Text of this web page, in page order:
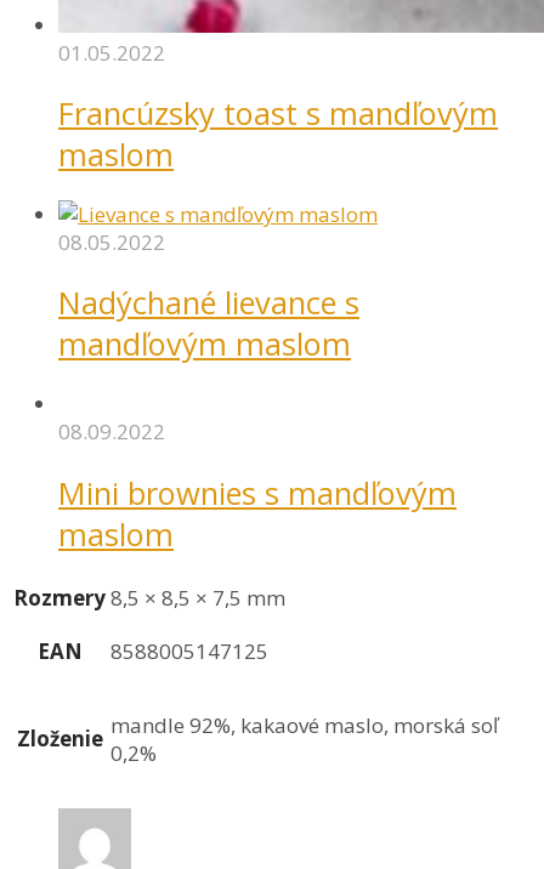
01.05.2022
Francúzsky toast s mandľovým
maslom
08.05.2022
Nadýchané lievance s
mandľovým maslom
08.09.2022
Mini brownies s mandľovým
maslom
Rozmery8,5 × 8,5 × 7,5 mm
EAN
8588005147125
Zloženie mandle 92%, kakaové maslo, morská soľ
0,2%